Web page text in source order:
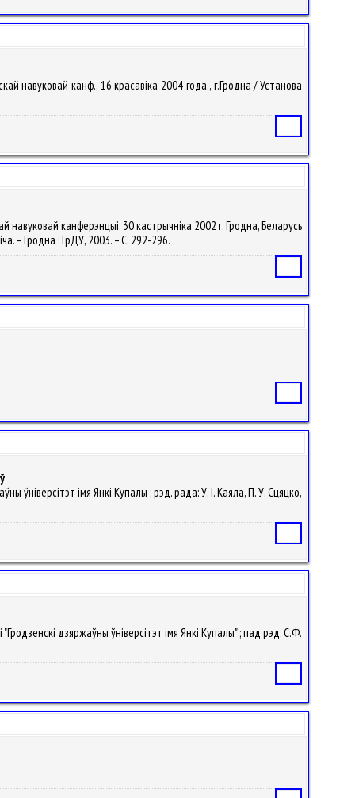
навуковай канф., 16 красавіка 2004 года., г.Гродна / Установа
канферэнцыі. 30 кастрычніка 2002 г. Гродна, Беларусь
– Гродна : ГрДУ, 2003. – С. 292-296.
ўнiверсітэт iмя Янкі Купалы ; рэд. рада: У. I. Каяла, П. У. Сцяцко,
дзяржаўны ўніверсітэт імя Янкі Купалы" ; пад рэд. С.Ф.